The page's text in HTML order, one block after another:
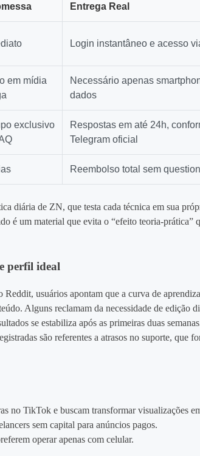
Entrega Real
Login instantâneo e acesso
em mídia
Necessário apenas
dados
exclusivo
Respostas em até 24h,
Telegram oficial
Reembolso total sem
diária de ZN, que testa cada técnica em sua
é um material que evita o “efeito teoria‑prática”
perfil ideal
Reddit, usuários apontam que a curva de
Alguns reclamam da necessidade de edição
se estabiliza após as primeiras duas
são referentes a atrasos no suporte, que
no TikTok e buscam transformar visualizações
sem capital para anúncios pagos.
operar apenas com celular.